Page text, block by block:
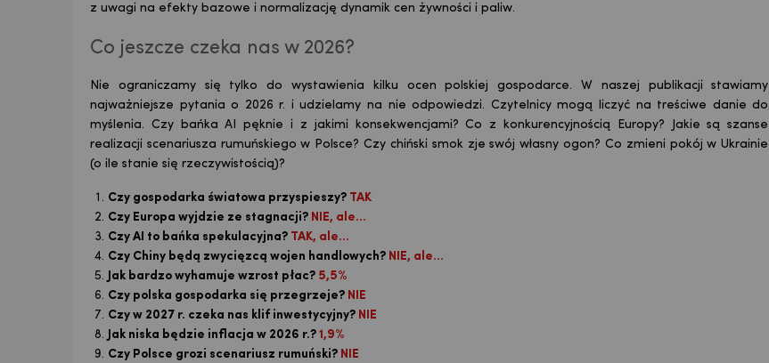
z uwagi na efekty bazowe i normalizację dynamik cen żywności i paliw.
Co jeszcze czeka nas w 2026?
Nie ograniczamy się tylko do wystawienia kilku ocen polskiej gospodarce. W naszej publikacji stawiamy
najważniejsze pytania o 2026 r. i udzielamy na nie odpowiedzi. Czytelnicy mogą liczyć na treściwe danie do
myślenia. Czy bańka AI pęknie i z jakimi konsekwencjami? Co z konkurencyjnością Europy? Jakie są szanse
realizacji scenariusza rumuńskiego w Polsce? Czy chiński smok zje swój własny ogon? Co zmieni pokój w Ukrainie
(o ile stanie się rzeczywistością)?
Czy gospodarka światowa przyspieszy? TAK
Czy Europa wyjdzie ze stagnacji? NIE, ale...
Czy AI to bańka spekulacyjna? TAK, ale...
Czy Chiny będą zwycięzcą wojen handlowych? NIE, ale...
Jak bardzo wyhamuje wzrost płac? 5,5%
Czy polska gospodarka się przegrzeje? NIE
Czy w 2027 r. czeka nas klif inwestycyjny? NIE
Jak niska będzie inflacja w 2026 r.? 1,9%
Czy Polsce grozi scenariusz rumuński? NIE